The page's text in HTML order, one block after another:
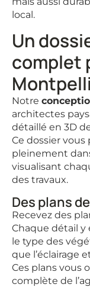
local.
Un
complet
Notre
architectes
détaillé en 3D
Ce dossier
pleinement
visualisant
des travaux.
Des plans
Recevez des
Chaque détail y
le type des
que l’éclairage
Ces plans vous
complète de